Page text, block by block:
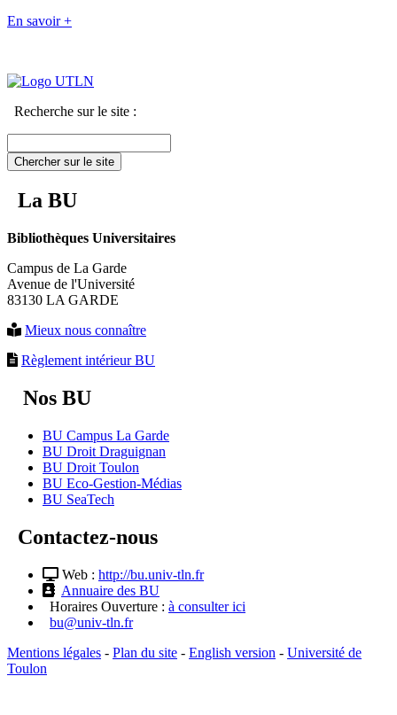
En savoir +
Recherche sur le site :
Chercher sur le site
La BU
Bibliothèques Universitaires
Campus de La Garde
Avenue de l'Université
83130 LA GARDE
Mieux nous connaître
Règlement intérieur BU
Nos BU
BU Campus La Garde
BU Droit Draguignan
BU Droit Toulon
BU Eco-Gestion-Médias
BU SeaTech
Contactez-nous
Web : http://bu.univ-tln.fr
Annuaire des BU
Horaires Ouverture : à consulter ici
bu@univ-tln.fr
Mentions légales - Plan du site - English version - Université de
Toulon